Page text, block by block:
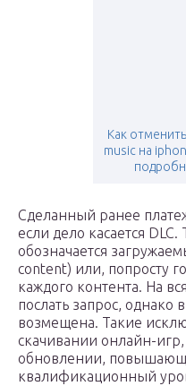
Как
music на
Сделанный ранее
если дело касается
обозначается
content) или, попросту
каждого контента. На
послать запрос, однако
возмещена. Такие
скачивании онлайн-игр,
обновлении,
квалификационный